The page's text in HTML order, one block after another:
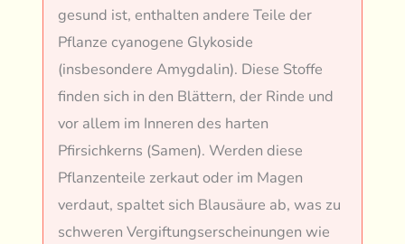
gesund ist, enthalten andere Teile der
Pflanze cyanogene Glykoside
(insbesondere Amygdalin). Diese Stoffe
finden sich in den Blättern, der Rinde und
vor allem im Inneren des harten
Pfirsichkerns (Samen). Werden diese
Pflanzenteile zerkaut oder im Magen
verdaut, spaltet sich Blausäure ab, was zu
schweren Vergiftungserscheinungen wie